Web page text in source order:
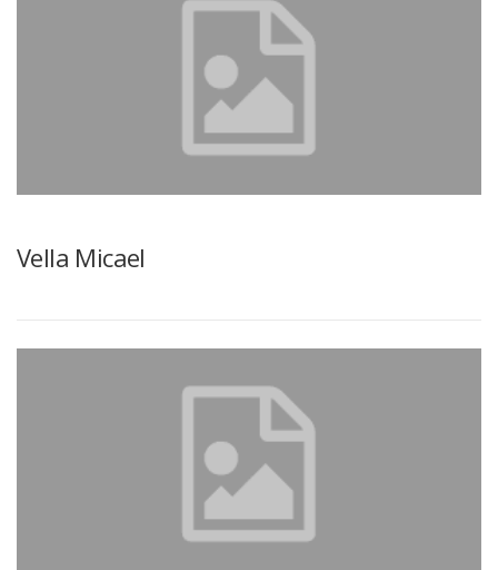
Vella Micael